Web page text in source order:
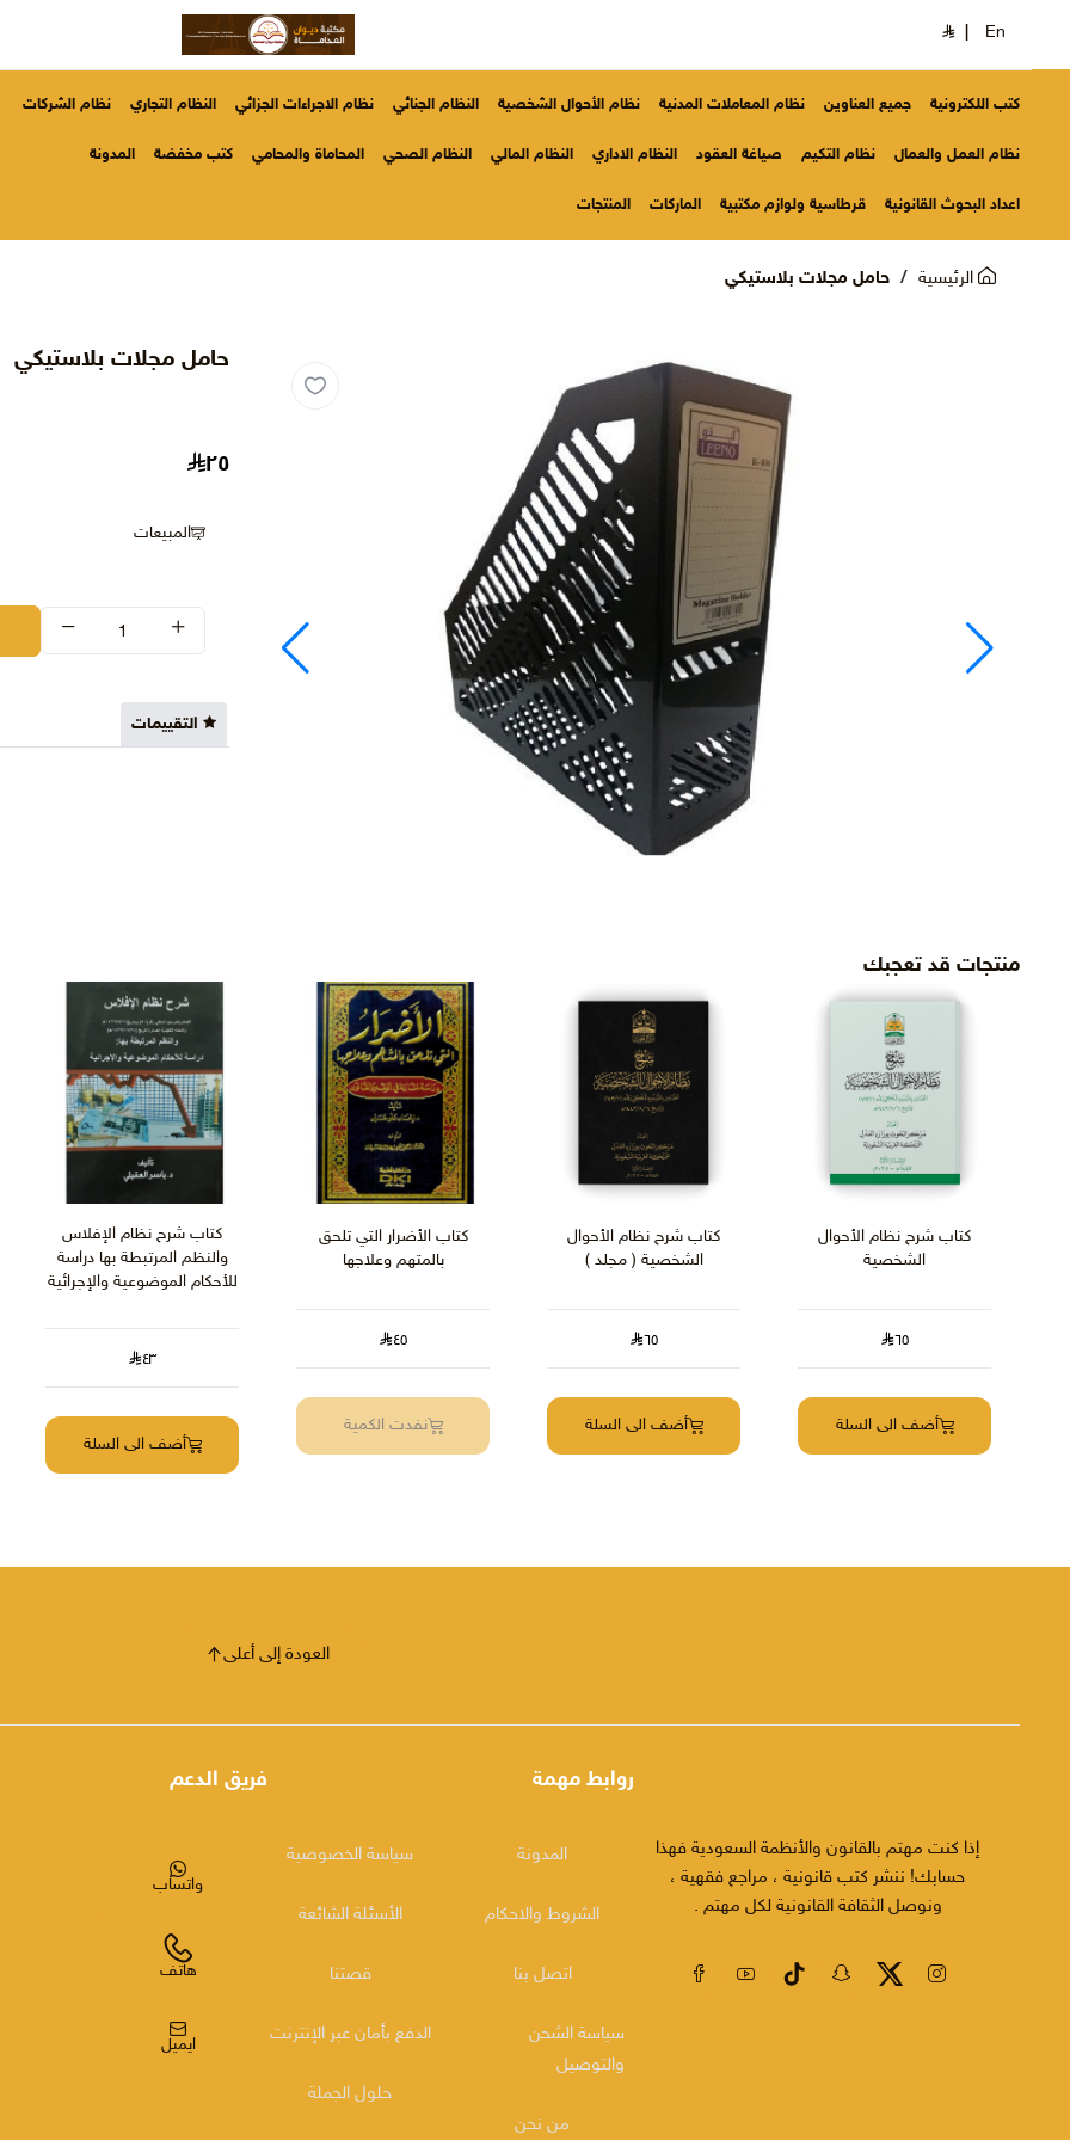
En
كتب اللكترونية جميع العناوين نظام المعاملات المدنية نظام الأحوال الشخصية النظام الجنائي نظام الاجراءات الجزائي النظام التجاري نظام الشركات
نظام العمل والعمال نظام التكيم صياغة العقود النظام الاداري النظام المالي النظام الصحي المحاماة والمحامي كتب مخفضة المدونة
اعداد البحوث القانونية قرطاسية ولوازم مكتبية الماركات المنتجات
الرئيسية حامل مجلات بلاستيكي
حامل مجلات بلاستيكي
٢٥
المبيعات
التقييمات
منتجات قد تعجبك
كتاب شرح نظام الأحوال
الشخصية
٦٥
أضف الى السلة
كتاب شرح نظام الأحوال
الشخصية ( مجلد )
٦٥
أضف الى السلة
كتاب الأضرار التي تلحق
بالمتهم وعلاجها
٤٥
نفدت الكمية
كتاب شرح نظام الإفلاس
والنظم المرتبطة بها دراسة
للأحكام الموضوعية والإجرائية
٤٣
أضف الى السلة
العودة إلى أعلى
إذا كنت مهتم بالقانون والأنظمة السعودية فهذا
حسابك! ننشر كتب قانونية ، مراجع فقهية ،
ونوصل الثقافة القانونية لكل مهتم .
روابط مهمة
المدونة
الشروط والاحكام
اتصل بنا
سياسة الشحن
والتوصيل
من نحن
سياسة الخصوصية
الأسئلة الشائعة
قصتنا
الدفع بأمان عبر الإنترنت
حلول الجملة
فريق الدعم
واتساب
هاتف
ايميل